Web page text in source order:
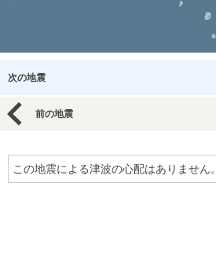
次の地震
前の地震
この地震による津波の心配はありません。